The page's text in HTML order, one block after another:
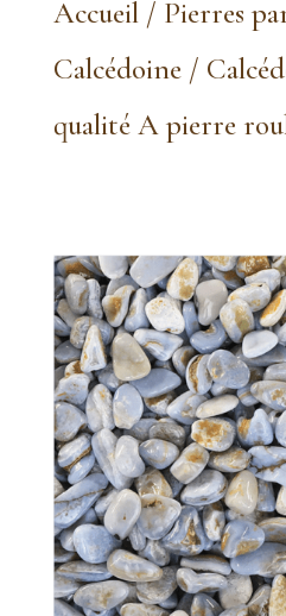
Accueil/ Pierres
Calcédoine/
qualité A pierre